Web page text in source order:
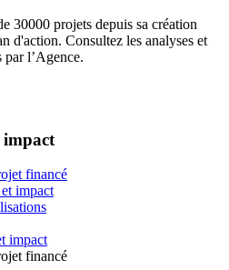
30000 projets depuis sa création
d'action. Consultez les analyses et
par l’Agence.
impact
financé
impact
impact
financé